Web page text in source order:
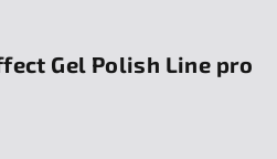
Gel Polish Line pro